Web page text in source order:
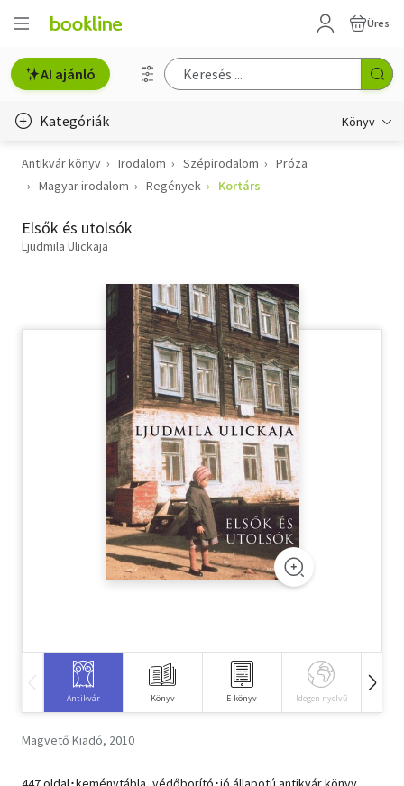
Üres
AI ajánló
Kategóriák Könyv
Életmód, egészség
Gyermek- és ifjúsági
Hobbi, szabadidő
Szótár, nyelvkönyv
Tankönyv, segédkönyv
Társadalomtudomány
Természettudomány
Antikvár könyv Irodalom Szépirodalom
Próza
Magyar irodalom
Regények Kortárs
Elsők és utolsók
Ljudmila Ulickaja
Antikvár Könyv E-könyv Idegen nyelvű
Magvető Kiadó, 2010